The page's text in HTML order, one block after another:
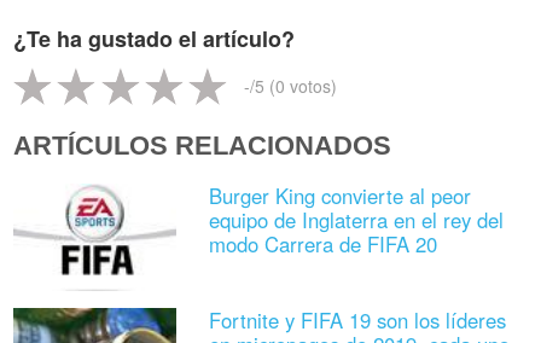
¿Te ha gustado el artículo?
-/5 (0 votos)
ARTÍCULOS RELACIONADOS
Burger King convierte al peor
equipo de Inglaterra en el rey del
modo Carrera de FIFA 20
Fortnite y FIFA 19 son los líderes